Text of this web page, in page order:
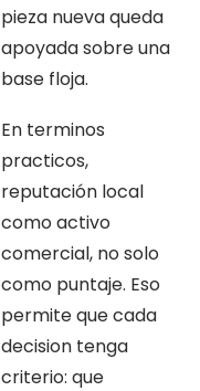
pieza nueva queda
apoyada sobre una
base floja.
En terminos
practicos,
reputación local
como activo
comercial, no solo
como puntaje. Eso
permite que cada
decision tenga
criterio: que